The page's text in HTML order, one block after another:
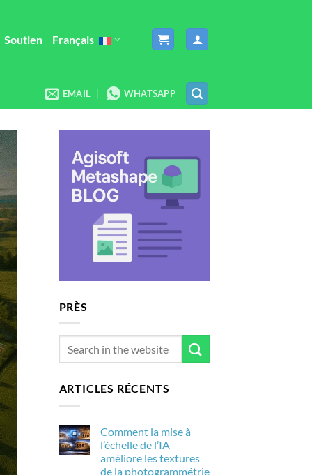
Soutien Français
EMAIL WHATSAPP
PRÈS
ARTICLES RÉCENTS
Comment la mise à
l’échelle de l’IA
améliore les textures
de la photogrammétrie